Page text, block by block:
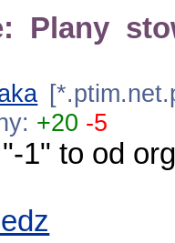
Plany
+20 -5
1" to od